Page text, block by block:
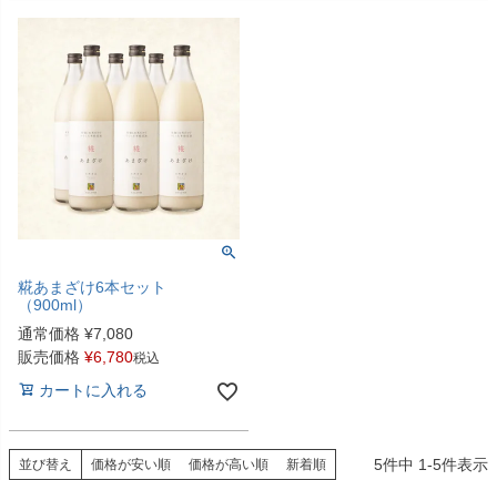
糀あまざけ6本セット
（900ml）
通常価格 ¥7,080
販売価格 ¥6,780税込
カートに入れる
並び替え 価格が安い順 価格が高い順 新着順 5件中 1-5件表示